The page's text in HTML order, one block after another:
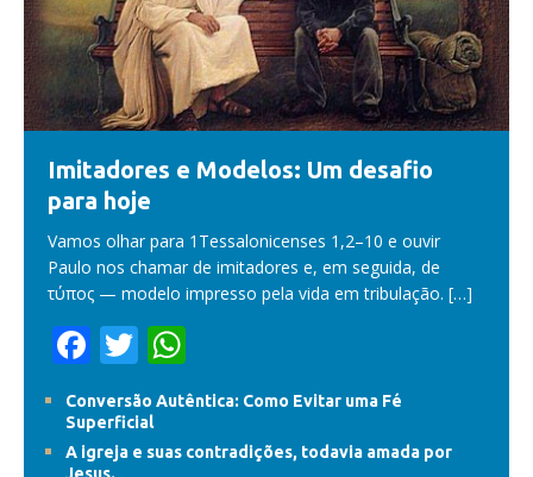
Imitadores e Modelos: Um desafio
para hoje
Vamos olhar para 1Tessalonicenses 1,2–10 e ouvir
Paulo nos chamar de imitadores e, em seguida, de
τύπος — modelo impresso pela vida em tribulação. […]
F
e
b
T
w
itt
er
h
at
s
Conversão Autêntica: Como Evitar uma Fé
Superficial
A igreja e suas contradições, todavia amada por